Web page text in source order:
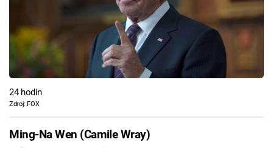
24 hodin
Zdroj: FOX
Ming-Na Wen (Camile Wray)